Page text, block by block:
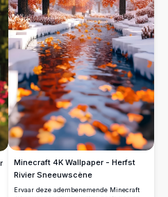
Minecraft 4K Wallpaper - Herfst
Rivier Sneeuwscène
Ervaar deze adembenemende Minecraft